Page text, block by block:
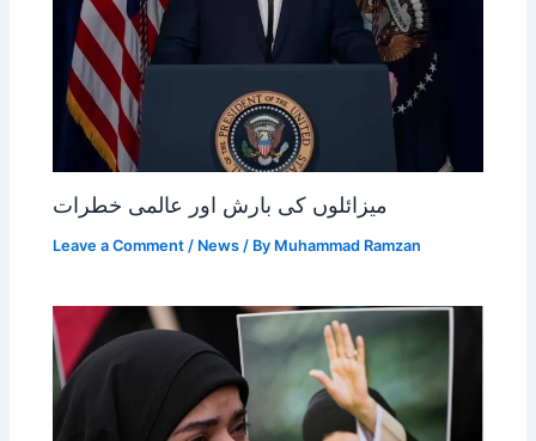
میزائلوں کی بارش اور عالمی خطرات
Leave a Comment / News / By Muhammad Ramzan